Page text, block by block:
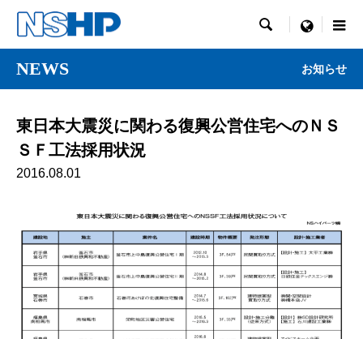
 menu
NEWS お知らせ
東日本大震災に関わる復興公営住宅へのＮＳ
ＳＦ工法採用状況
2016.08.01